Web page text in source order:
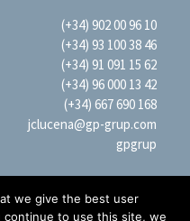
(+34) 902 00 96 10
(+34) 93 100 38 46
(+34) 91 091 15 62
(+34) 96 000 13 42
(+34) 667 690 168
jclucena@gp-grup.com
gpgrup
we give the best user
to use this site, we